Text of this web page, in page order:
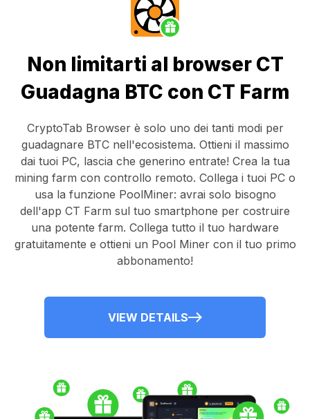
Non limitarti al browser CT
Guadagna BTC con CT Farm
CryptoTab Browserè solo uno dei tanti modi per
guadagnare BTC nell'ecosistema. Ottieni il massimo
dai tuoi PC, lascia che generino entrate! Crea la tua
mining farm con controllo remoto. Collega i tuoi PC o
usa la funzione PoolMiner: avrai solo bisogno
dell'app CT Farm sul tuo smartphone per costruire
una potente farm. Collega tutto il tuo hardware
gratuitamente e ottieni un Pool Minercon il tuo primo
abbonamento!
VIEW DETAILS